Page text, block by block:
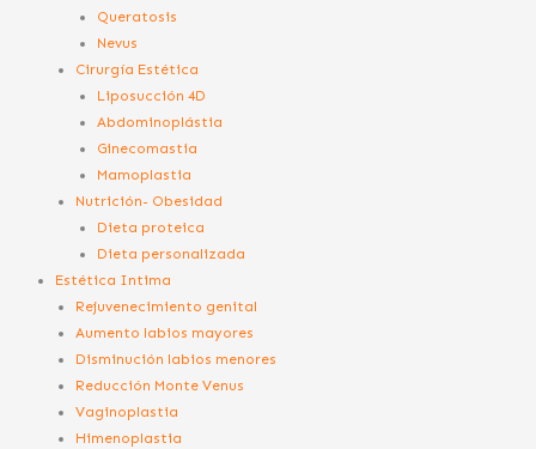
Queratosis
Nevus
Cirurgía Estética
Liposucción 4D
Abdominoplástia
Ginecomastia
Mamoplastia
Nutrición- Obesidad
Dieta proteica
Dieta personalizada
Estética Intima
Rejuvenecimiento genital
Aumento labios mayores
Disminución labios menores
Reducción Monte Venus
Vaginoplastia
Himenoplastia